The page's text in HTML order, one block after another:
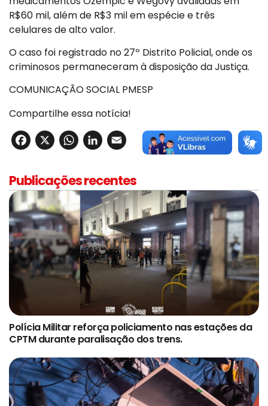
R$60 mil, além de R$3 mil em espécie e três
celulares de alto valor.
O caso foi registrado no 27º Distrito Policial, onde os
criminosos permaneceram à disposição da Justiça.
COMUNICAÇÃO SOCIAL PMESP
Compartilhe essa notícia!
Facebook
X WhatsApp
LinkedIn
Email
Publicações recentes
Polícia Militar reforça policiamento nas estações da
CPTM durante paralisação dos trens.